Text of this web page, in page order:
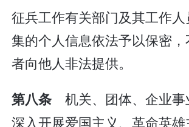
征兵工作有关部门及其工作
集的个人信息依法予以保密
者向他人非法提供。
第八条 机关、团体、企业事
深入开展爱国主义、革命英雄